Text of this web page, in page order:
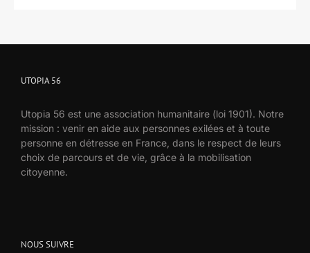
UTOPIA 56
Utopia 56 est une association humanitaire (loi 1901). Notre
mission : venir en aide aux personnes exilées et à toute
personne en détresse en France, dans le respect de leurs
choix de parcours et de vie, grâce à la mobilisation
citoyenne.
NOUS SUIVRE